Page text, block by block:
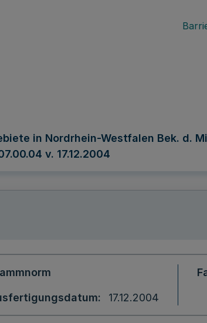
in Nordrhein-Westfalen Bek. d.
v. 17.12.2004
17.12.2004